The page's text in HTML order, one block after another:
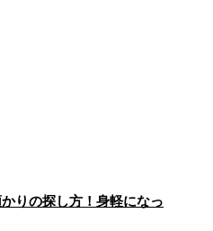
りの探し方！身軽になっ